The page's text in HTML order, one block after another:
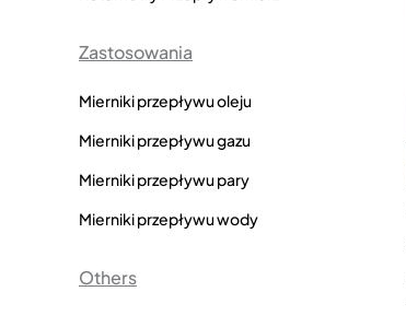
Zastosowania
Mierniki przepływu oleju
Mierniki przepływu gazu
Mierniki przepływu pary
Mierniki przepływu wody
Others